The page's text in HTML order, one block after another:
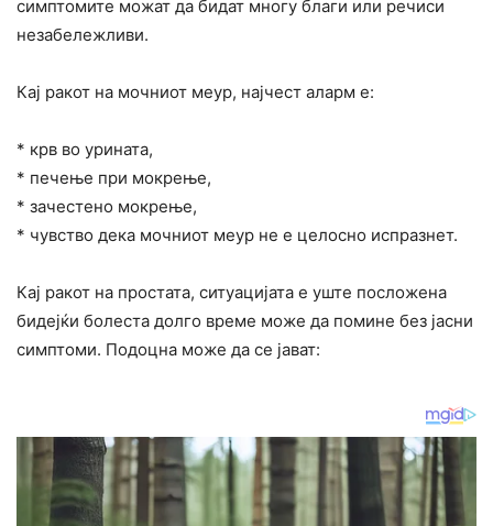
симптомите можат да бидат многу благи или речиси
незабележливи.
Кај ракот на мочниот меур, најчест аларм е:
* крв во урината,
* печење при мокрење,
* зачестено мокрење,
* чувство дека мочниот меур не е целосно испразнет.
Кај ракот на простата, ситуацијата е уште посложена
бидејќи болеста долго време може да помине без јасни
симптоми. Подоцна може да се јават: